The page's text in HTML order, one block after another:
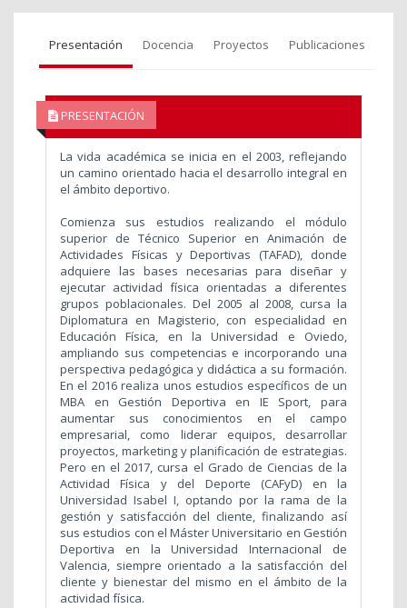
Presentación Docencia Proyectos Publicaciones
PRESENTACIÓN
La vida académica se inicia en el 2003, reflejando
un camino orientado hacia el desarrollo integral en
el ámbito deportivo.
Comienza sus estudios realizando el módulo
superior de Técnico Superior en Animación de
Actividades Físicas y Deportivas (TAFAD), donde
adquiere las bases necesarias para diseñar y
ejecutar actividad física orientadas a diferentes
grupos poblacionales. Del 2005 al 2008, cursa la
Diplomatura en Magisterio, con especialidad en
Educación Física, en la Universidad e Oviedo,
ampliando sus competencias e incorporando una
perspectiva pedagógica y didáctica a su formación.
En el 2016 realiza unos estudios específicos de un
MBA en Gestión Deportiva en IE Sport, para
aumentar sus conocimientos en el campo
empresarial, como liderar equipos, desarrollar
proyectos, marketing y planificación de estrategias.
Pero en el 2017, cursa el Grado de Ciencias de la
Actividad Física y del Deporte (CAFyD) en la
Universidad Isabel I, optando por la rama de la
gestión y satisfacción del cliente, finalizando así
sus estudios con el Máster Universitario en Gestión
Deportiva en la Universidad Internacional de
Valencia, siempre orientado a la satisfacción del
cliente y bienestar del mismo en el ámbito de la
actividad física.